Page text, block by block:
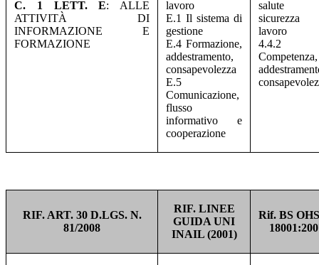
C. 1 LETT. E: ALLE
ATTIVITÀ DI
INFORMAZIONE E
FORMAZIONE
lavoro
E.1 Il sistema di
gestione
E.4 Formazione,
addestramento,
consapevolezza
E.5
Comunicazione,
flusso
informativo e
cooperazione
salute
sicurezza
lavoro
4.4.2
Competenza,
RIF. ART. 30 D.LGS. N.
81/2008
RIF. LINEE
GUIDA UNI
INAIL (2001)
Rif. BS